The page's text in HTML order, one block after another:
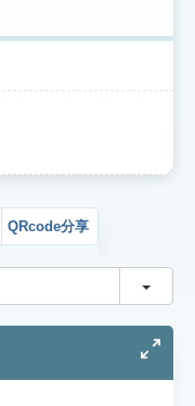
QRcode分享
切換